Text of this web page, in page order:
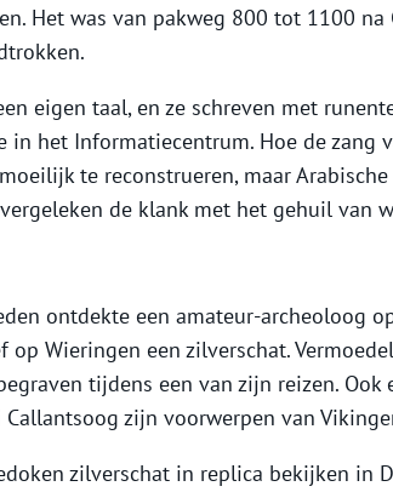
Het was van pakweg 800 tot 1100 na
eigen taal, en ze schreven met
in het Informatiecentrum. Hoe de zang
te reconstrueren, maar
de klank met het gehuil van
ontdekte een amateur-archeoloog
op Wieringen een zilverschat.
tijdens een van zijn reizen. Ook
zijn voorwerpen van
zilverschat in replica bekijken in